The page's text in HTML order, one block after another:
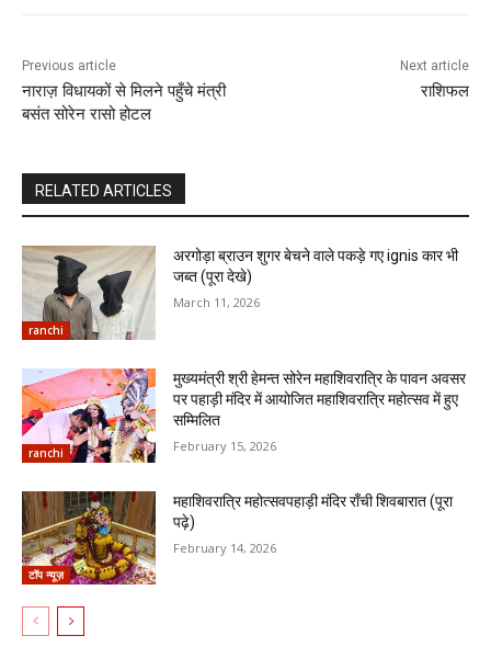
Previous article
नाराज़ विधायकों से मिलने पहुँचे मंत्री
बसंत सोरेन रासो होटल
Next article
राशिफल
RELATED ARTICLES
ranchi
अरगोड़ा ब्राउन शुगर बेचने वाले पकड़े गए ignis कार भी
जब्त (पूरा देखे)
March 11, 2026
ranchi
मुख्यमंत्री श्री हेमन्त सोरेन महाशिवरात्रि के पावन अवसर
पर पहाड़ी मंदिर में आयोजित महाशिवरात्रि महोत्सव में हुए
सम्मिलित
February 15, 2026
टॉप न्यूज़
महाशिवरात्रि महोत्सवपहाड़ी मंदिर राँची शिवबारात (पूरा
पढ़े)
February 14, 2026